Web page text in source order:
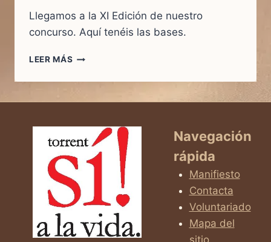
Llegamos a la XI Edición de nuestro
concurso. Aquí tenéis las bases.
LEER MÁS BASES
XI
INFANTIL
SOBRE
LA
VIDA
Navegación
rápida
Manifiesto
Contacta
Voluntariado
Mapa del
sitio